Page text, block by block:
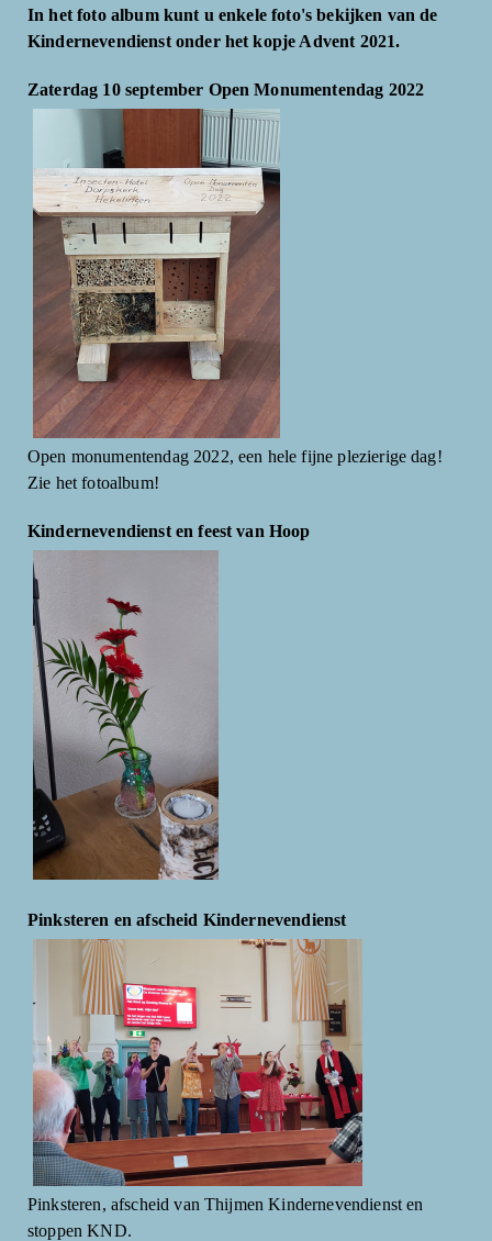
In het foto album kunt u enkele foto's bekijken van de
Kindernevendienst onder het kopje Advent 2021.
Zaterdag 10 september Open Monumentendag 2022
Open monumentendag 2022, een hele fijne plezierige dag!
Zie het fotoalbum!
Kindernevendienst en feest van Hoop
Pinksteren en afscheid Kindernevendienst
Pinksteren, afscheid van Thijmen Kindernevendienst en
stoppen KND.